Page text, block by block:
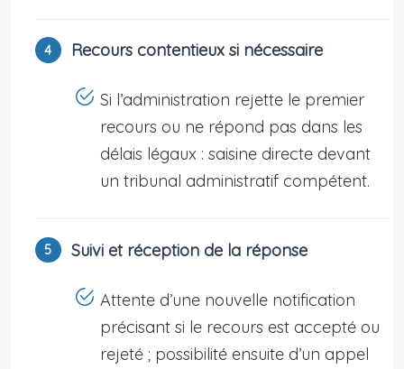
Recours contentieux si nécessaire
Si l’administration rejette le premier
recours ou ne répond pas dans les
délais légaux : saisine directe devant
un tribunal administratif compétent.
Suivi et réception de la réponse
Attente d’une nouvelle notification
précisant si le recours est accepté ou
rejeté ; possibilité ensuite d’un appel